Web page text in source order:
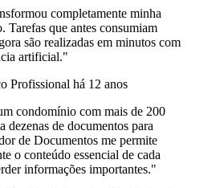
completamente minha
Tarefas que antes consumiam
são realizadas em minutos com
artificial."
Profissional há 12 anos
condomínio com mais de 200
dezenas de documentos para
de Documentos me permite
o conteúdo essencial de cada
informações importantes."